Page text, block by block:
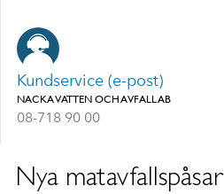
Kundservice (e-post)
NACKA VATTEN OCH AVFALL AB
08-718 90 00
Nya matavfallspåsar